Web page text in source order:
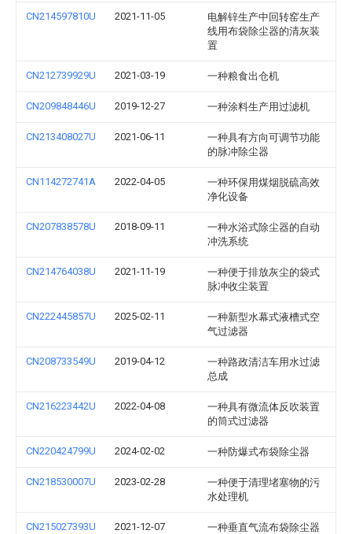
CN214597810U 2021-11-05
电解锌生产中回转窑生产
线用布袋除尘器的清灰装
置
CN212739929U 2021-03-19 一种粮食出仓机
CN209848446U 2019-12-27 一种涂料生产用过滤机
CN213408027U 2021-06-11
一种具有方向可调节功能
的脉冲除尘器
CN114272741A 2022-04-05
一种环保用煤烟脱硫高效
净化设备
CN207838578U 2018-09-11
一种水浴式除尘器的自动
冲洗系统
CN214764038U 2021-11-19
一种便于排放灰尘的袋式
脉冲收尘装置
CN222445857U 2025-02-11
一种新型水幕式液槽式空
气过滤器
CN208733549U 2019-04-12
一种路政清洁车用水过滤
总成
CN216223442U 2022-04-08
一种具有微流体反吹装置
的筒式过滤器
CN220424799U 2024-02-02 一种防爆式布袋除尘器
CN218530007U 2023-02-28
一种便于清理堵塞物的污
水处理机
CN215027393U 2021-12-07 一种垂直气流布袋除尘器